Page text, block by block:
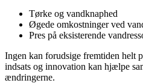
Tørke og vandknaphed
Øgede omkostninger ved
Pres på eksisterende
Ingen kan forudsige fremtiden helt
indsats og innovation kan hjælpe
ændringerne.